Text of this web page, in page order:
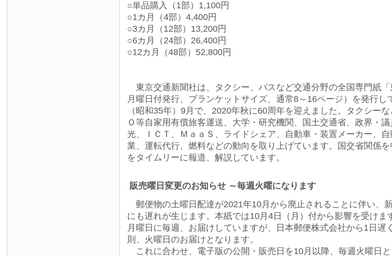
○単品購入（1部）1,100円
○1カ月（4部）4,400円
○3カ月（12部）13,200円
○6カ月（24部）26,400円
○12カ月（48部）52,800円
東京交通新聞社は、タクシー、バスなど交通分野の全国専門紙「
月曜日付発行、ブランケットサイズ、通常8～16ページ）を発行し
（昭和35年）9月で、2020年秋に60周年を迎えました。タクシー
Ｏ等自家用有償旅客運送、大学・研究機関、国土交通省、政界・
光、ＩＣＴ、ＭａａＳ、ライドシェア、自動車・装置メーカー、
業、運転代行、燃料などの動向を取り上げています。国交省関係
をタイムリーに報道、解説しています。
販売曜日変更のお知らせ ～毎週火曜になります
郵便物の土曜日配達が2021年10月から廃止されることに伴い、
にも遅れが生じます。本紙では10月4日（月）付から影響を受けま
月曜日に毎週、お届けしていますが、日本郵便株式会社から1日遅
則、火曜日のお届けとなります。
これに合わせ、電子版の公開・販売日を10月以降、毎週火曜日